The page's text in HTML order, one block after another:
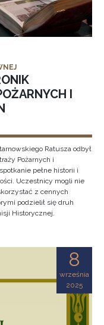
I
Ratusza odbył
Pożarnych i
pełne historii i
Uczestnicy mogli nie
z cennych
podzielił się druh
Historycznej.
8
września
2025